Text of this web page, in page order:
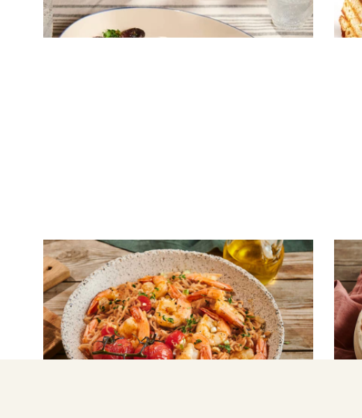
Χταποδάκι στη σχάρα, με πικάντικη
σάλτσα chimichurri
Γαρίδες με γλασαρισμένα ντοματίνια
και νουντλς
ΘΑΛΑΣΣΙΝΑ